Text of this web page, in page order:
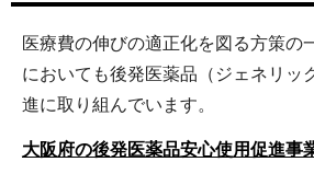
医療費の伸びの適正化を図る方策の
においても後発医薬品（ジェネリッ
進に取り組んでいます。
大阪府の後発医薬品安心使用促進事